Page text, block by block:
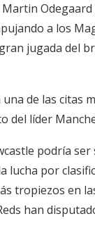
Odegaard
a los
jugada del
de las citas
del líder
podría
lucha por
tropiezos en
han